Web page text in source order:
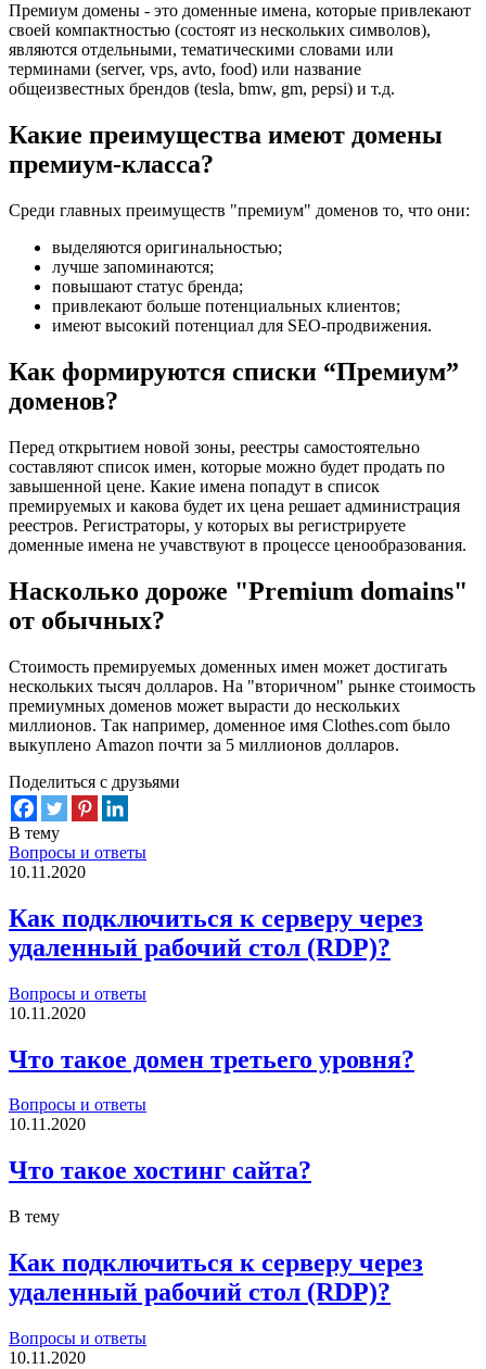
Премиум домены - это доменные имена, которые привлекают
своей компактностью (состоят из нескольких символов),
являются отдельными, тематическими словами или
терминами (server, vps, avto, food) или название
общеизвестных брендов (tesla, bmw, gm, pepsi) и т.д.
Какие преимущества имеют домены
премиум-класса?
Среди главных преимуществ "премиум" доменов то, что они:
выделяются оригинальностью;
лучше запоминаются;
повышают статус бренда;
привлекают больше потенциальных клиентов;
имеют высокий потенциал для SEO-продвижения.
Как формируются списки “Премиум”
доменов?
Перед открытием новой зоны, реестры самостоятельно
составляют список имен, которые можно будет продать по
завышенной цене. Какие имена попадут в список
премируемых и какова будет их цена решает администрация
реестров. Регистраторы, у которых вы регистрируете
доменные имена не учавствуют в процессе ценообразования.
Насколько дороже "Premium domains"
от обычных?
Стоимость премируемых доменных имен может достигать
нескольких тысяч долларов. На "вторичном" рынке стоимость
премиумных доменов может вырасти до нескольких
миллионов. Так например, доменное имя Clothes.com было
выкуплено Amazon почти за 5 миллионов долларов.
Поделиться с друзьями
В тему
Вопросы и ответы
10.11.2020
Как подключиться к серверу через
удаленный рабочий стол (RDP)?
Вопросы и ответы
10.11.2020
Что такое домен третьего уровня?
Вопросы и ответы
10.11.2020
Что такое хостинг сайта?
В тему
Как подключиться к серверу через
удаленный рабочий стол (RDP)?
Вопросы и ответы
10.11.2020